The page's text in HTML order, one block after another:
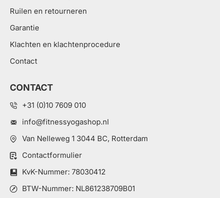
Ruilen en retourneren
Garantie
Klachten en klachtenprocedure
Contact
CONTACT
+31 (0)10 7609 010
info@fitnessyogashop.nl
Van Nelleweg 1 3044 BC, Rotterdam
Contactformulier
KvK-Nummer: 78030412
BTW-Nummer: NL861238709B01